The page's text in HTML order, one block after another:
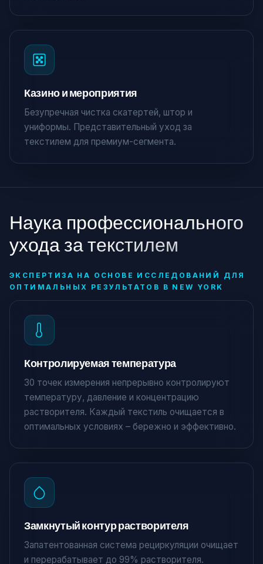
Казино и мероприятия
Безупречная чистка скатертей, штор и
униформы. Представительный уход за
текстилем для премиум-сегмента.
Наука профессионального
ухода за текстилем
ЭКСПЕРТИЗА НА ОСНОВЕ ИССЛЕДОВАНИЙ ДЛЯ
ОПТИМАЛЬНЫХ РЕЗУЛЬТАТОВ В NEW YORK
Контролируемая температура
30 точек измерения непрерывно контролируют
температуру, давление и концентрацию
растворителя. Каждый текстиль очищается в
оптимальных условиях – бережно и эффективно.
Замкнутый контур растворителя
Запатентованная система рециркуляции очищает
и перерабатывает до 99% растворителя.